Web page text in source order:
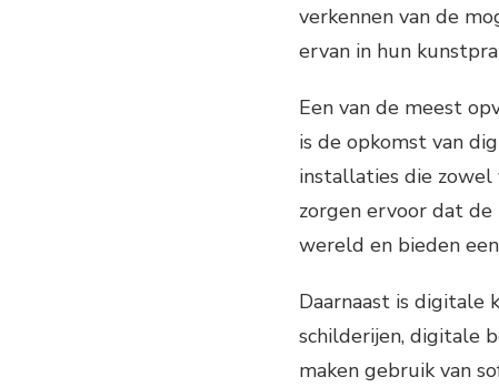
verkennen van de
ervan in hun
Een van de meest
is de opkomst van
installaties die zowel
zorgen ervoor dat
wereld en bieden
Daarnaast is digitale
schilderijen, digitale
maken gebruik van